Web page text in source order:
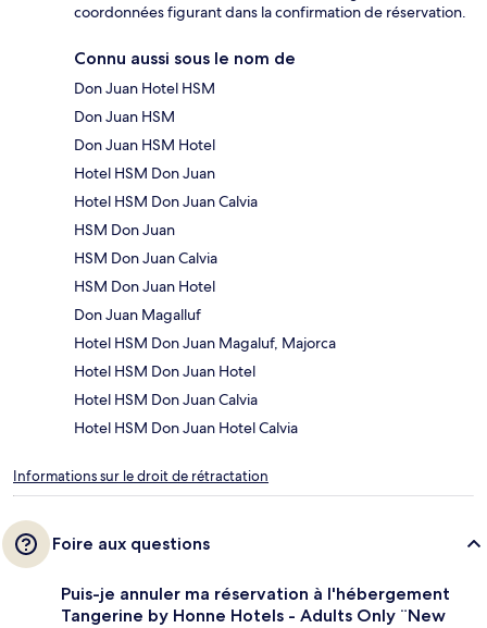
coordonnées figurant dans la confirmation de réservation.
Connu aussi sous le nom de
Don Juan Hotel HSM
Don Juan HSM
Don Juan HSM Hotel
Hotel HSM Don Juan
Hotel HSM Don Juan Calvia
HSM Don Juan
HSM Don Juan Calvia
HSM Don Juan Hotel
Don Juan Magalluf
Hotel HSM Don Juan Magaluf, Majorca
Hotel HSM Don Juan Hotel
Hotel HSM Don Juan Calvia
Hotel HSM Don Juan Hotel Calvia
Informations sur le droit de rétractation
Foire aux questions
Puis-je annuler ma réservation à l'hébergement
Tangerine by Honne Hotels - Adults Only ¨New